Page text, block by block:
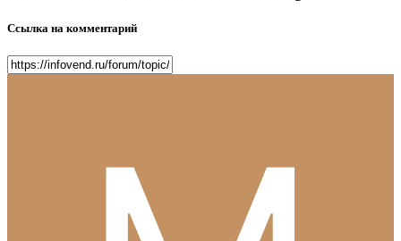
Ссылка на комментарий